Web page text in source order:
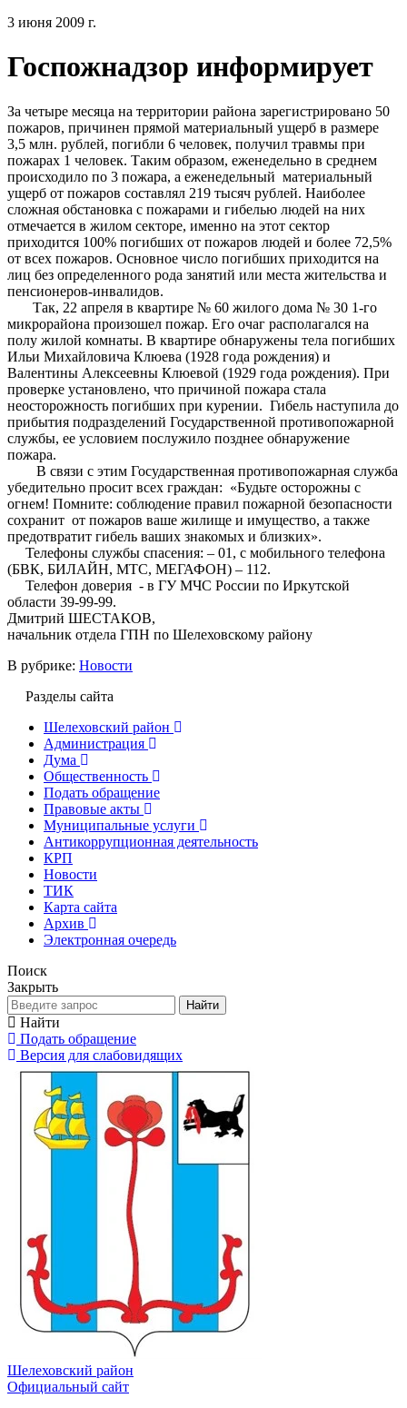
3 июня 2009 г.
Госпожнадзор информирует
За четыре месяца на территории района зарегистрировано 50
пожаров, причинен прямой материальный ущерб в размере
3,5 млн. рублей, погибли 6 человек, получил травмы при
пожарах 1 человек. Таким образом, еженедельно в среднем
происходило по 3 пожара, а еженедельный материальный
ущерб от пожаров составлял 219 тысяч рублей. Наиболее
сложная обстановка с пожарами и гибелью людей на них
отмечается в жилом секторе, именно на этот сектор
приходится 100% погибших от пожаров людей и более 72,5%
от всех пожаров. Основное число погибших приходится на
лиц без определенного рода занятий или места жительства и
пенсионеров-инвалидов.
Так, 22 апреля в квартире № 60 жилого дома № 30 1-го
микрорайона произошел пожар. Его очаг располагался на
полу жилой комнаты. В квартире обнаружены тела погибших
Ильи Михайловича Клюева (1928 года рождения) и
Валентины Алексеевны Клюевой (1929 года рождения). При
проверке установлено, что причиной пожара стала
неосторожность погибших при курении. Гибель наступила до
прибытия подразделений Государственной противопожарной
службы, ее условием послужило позднее обнаружение
пожара.
В связи с этим Государственная противопожарная служба
убедительно просит всех граждан: «Будьте осторожны с
огнем! Помните: соблюдение правил пожарной безопасности
сохранит от пожаров ваше жилище и имущество, а также
предотвратит гибель ваших знакомых и близких».
Телефоны службы спасения: – 01, с мобильного телефона
(БВК, БИЛАЙН, МТС, МЕГАФОН) – 112.
Телефон доверия - в ГУ МЧС России по Иркутской
области 39-99-99.
Дмитрий ШЕСТАКОВ,
начальник отдела ГПН по Шелеховскому району
В рубрике: Новости
Разделы сайта
Шелеховский район
Администрация
Дума
Общественность
Подать обращение
Правовые акты
Муниципальные услуги
Антикоррупционная деятельность
КРП
Новости
ТИК
Карта сайта
Архив
Электронная очередь
Поиск
Закрыть
Найти
Найти
Подать обращение
Версия для слабовидящих
Шелеховский район
Официальный сайт